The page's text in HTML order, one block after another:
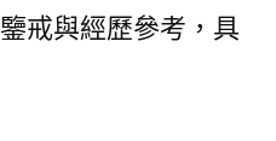
鑒戒與經歷參考，具